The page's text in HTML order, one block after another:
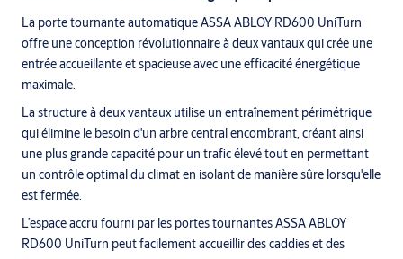
La porte tournante automatique ASSA ABLOY RD600 UniTurn
offre une conception révolutionnaire à deux vantaux qui crée une
entrée accueillante et spacieuse avec une efficacité énergétique
maximale.
La structure à deux vantaux utilise un entraînement périmétrique
qui élimine le besoin d'un arbre central encombrant, créant ainsi
une plus grande capacité pour un trafic élevé tout en permettant
un contrôle optimal du climat en isolant de manière sûre lorsqu'elle
est fermée.
L’espace accru fourni par les portes tournantes ASSA ABLOY
RD600 UniTurn peut facilement accueillir des caddies et des